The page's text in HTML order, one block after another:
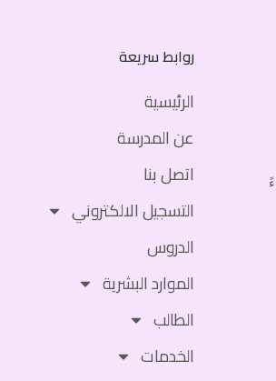
روابط سريعة
الرئيسية
عن المدرسة
اتصل بنا
التسجيل الالكتروني
الدروس
الموارد البشرية
الطالب
الخدمات